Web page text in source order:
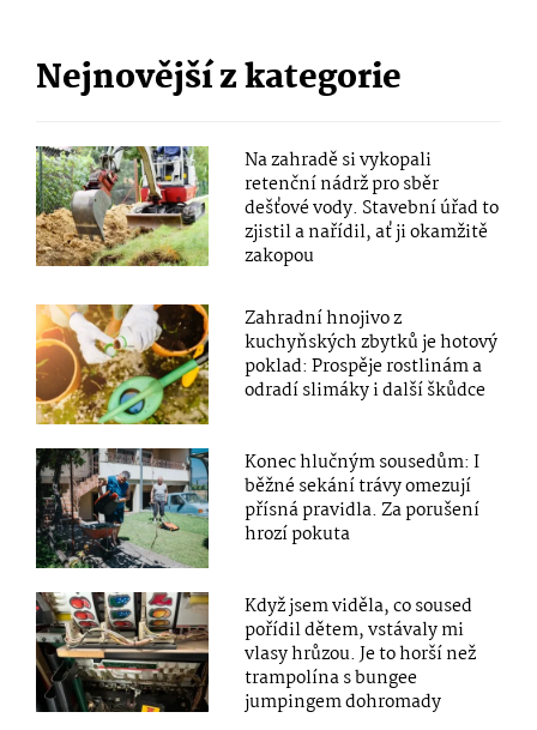
Nejnovější z kategorie
Na zahradě si vykopali
retenční nádrž pro sběr
dešťové vody. Stavební úřad to
zjistil a nařídil, ať ji okamžitě
zakopou
Zahradní hnojivo z
kuchyňských zbytků je hotový
poklad: Prospěje rostlinám a
odradí slimáky i další škůdce
Konec hlučným sousedům: I
běžné sekání trávy omezují
přísná pravidla. Za porušení
hrozí pokuta
Když jsem viděla, co soused
pořídil dětem, vstávaly mi
vlasy hrůzou. Je to horší než
trampolína s bungee
jumpingem dohromady